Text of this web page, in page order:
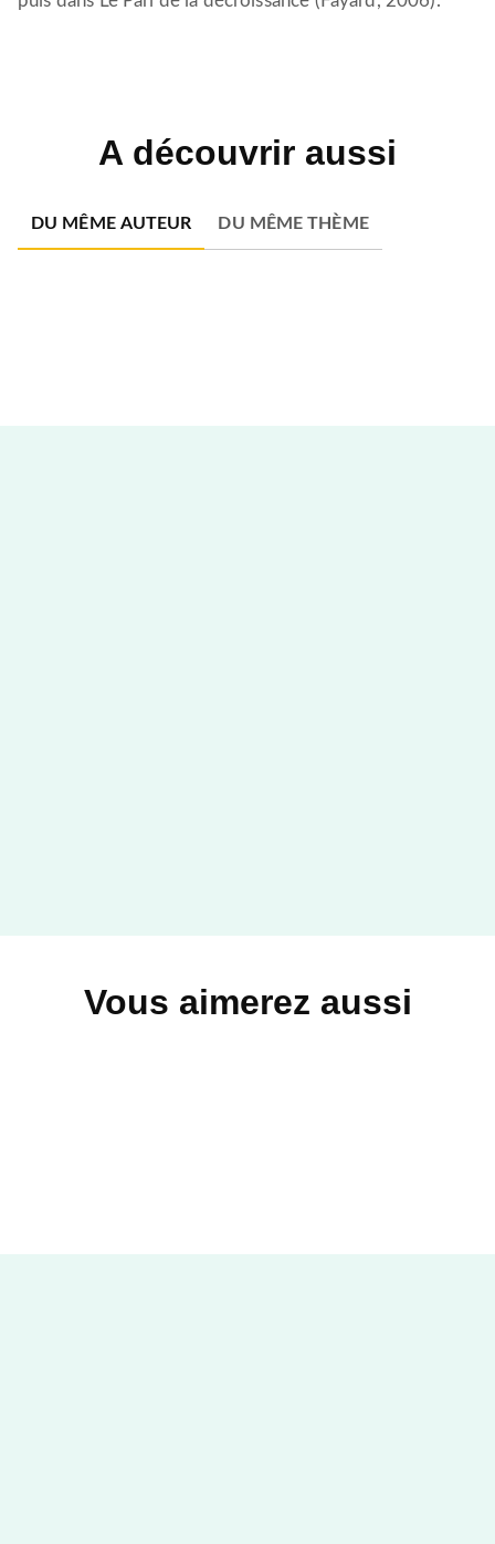
A découvrir aussi
DU MÊME AUTEUR DU MÊME THÈME
Vous aimerez aussi